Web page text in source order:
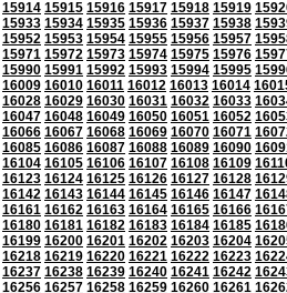
15914 15915 15916 15917 15918 15919
15933 15934 15935 15936 15937 15938
15952 15953 15954 15955 15956 15957
15971 15972 15973 15974 15975 15976
15990 15991 15992 15993 15994 15995
16009 16010 16011 16012 16013 16014
16028 16029 16030 16031 16032 16033
16047 16048 16049 16050 16051 16052
16066 16067 16068 16069 16070 16071
16085 16086 16087 16088 16089 16090
16104 16105 16106 16107 16108 16109
16123 16124 16125 16126 16127 16128
16142 16143 16144 16145 16146 16147
16161 16162 16163 16164 16165 16166
16180 16181 16182 16183 16184 16185
16199 16200 16201 16202 16203 16204
16218 16219 16220 16221 16222 16223
16237 16238 16239 16240 16241 16242
16256 16257 16258 16259 16260 16261